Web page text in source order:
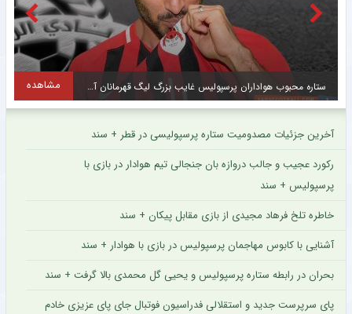
ستاره محبوب هواداران پرسپولیس غایب بزرگ لیگ قهرمانان آسیا + سند مشاهده
آخرین جزئیات مصدومیت ستاره پرسپولیسی در قطر + سند
رکورد عجیب و جالب دروازه بان جنجالی تیم هوادار در بازی با
پرسپولیس + سند
خاطره تلخ فرهاد مجیدی از بازی مقابل پیکان + سند
آشنایی با کابوس مهاجمان پرسپولیس در بازی با هوادار + سند
بحران در رابطه ستاره پرسپولیس و یحیی گل محمدی بالا گرفت + سند
پای سرپرست جدید و استقلالی فدراسیون فوتبال جای پای عزیزی خادم